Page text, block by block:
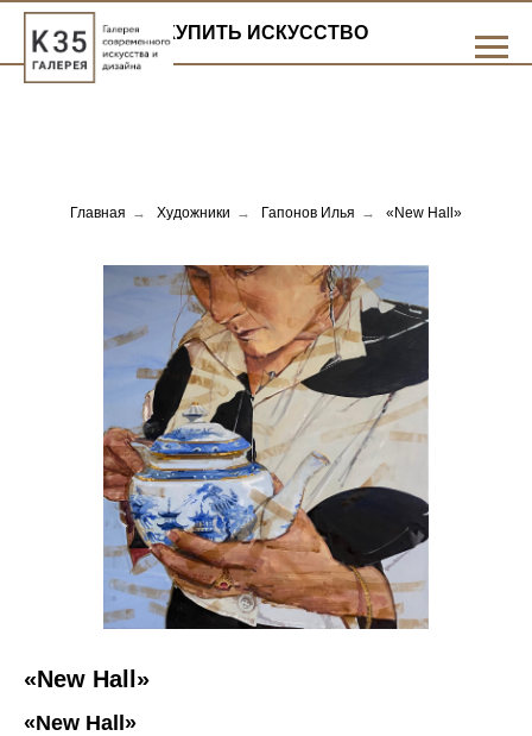
КУПИТЬ ИСКУССТВО
Главная → Художники → Гапонов Илья → «New Hall»
«New Hall»
«New Hall»